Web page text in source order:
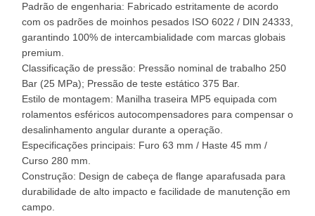
Padrão de engenharia: Fabricado estritamente de acordo
com os padrões de moinhos pesados ​​ISO 6022 / DIN 24333,
garantindo 100% de intercambialidade com marcas globais
premium.
Classificação de pressão: Pressão nominal de trabalho 250
Bar (25 MPa); Pressão de teste estático 375 Bar.
Estilo de montagem: Manilha traseira MP5 equipada com
rolamentos esféricos autocompensadores para compensar o
desalinhamento angular durante a operação.
Especificações principais: Furo 63 mm / Haste 45 mm /
Curso 280 mm.
Construção: Design de cabeça de flange aparafusada para
durabilidade de alto impacto e facilidade de manutenção em
campo.